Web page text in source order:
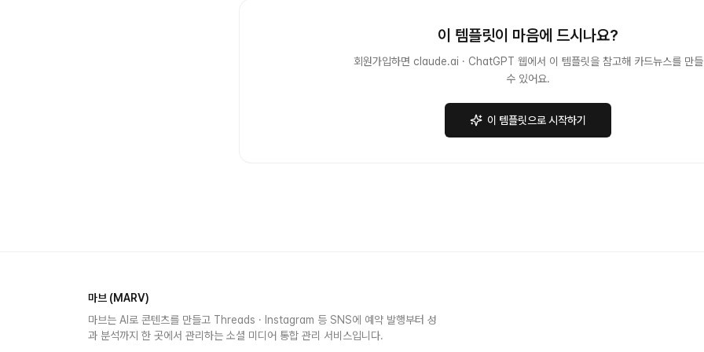
이 템플릿이 마음에 드시나요?
회원가입하면 claude.ai · ChatGPT 웹에서 이 템플릿을 참고해 카드뉴스를 만들
수 있어요.
이 템플릿으로 시작하기
마브 (MARV)
마브는 AI로 콘텐츠를 만들고 Threads · Instagram 등 SNS에 예약 발행부터 성
과 분석까지 한 곳에서 관리하는 소셜 미디어 통합 관리 서비스입니다.